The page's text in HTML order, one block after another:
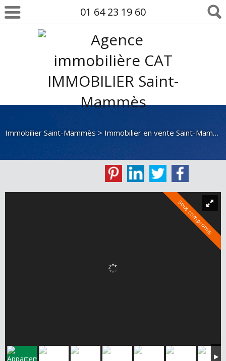
01 64 23 19 60
Immobilier Saint-Mammès > Immobilier en vente Saint-Mammès
Sous compromis